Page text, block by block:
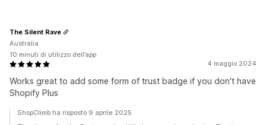
4 maggio 2024
Works great to add some form of trust badge if you don't have
Shopify Plus
The Silent Rave
Australia
10 minuti di utilizzo dell’app
ShopClimb ha risposto 9 aprile 2025